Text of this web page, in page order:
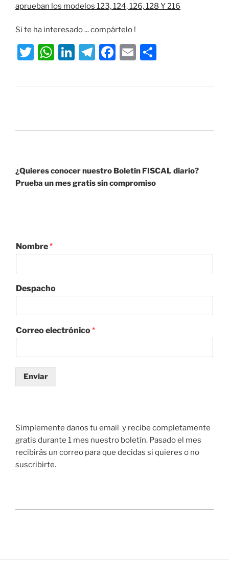
aprueban los modelos 123, 124, 126, 128 Y 216
Si te ha interesado ... compártelo !
T
W
p
Li
n
T
m
F
o
k
E
¿Quieres conocer nuestro Boletín FISCAL diario?
Prueba un mes gratis sin compromiso
Nombre*
Despacho
Correo electrónico*
Enviar
Simplemente danos tu email y recibe completamente
gratis durante 1 mes nuestro boletín. Pasado el mes
recibirás un correo para que decidas si quieres o no
suscribirte.